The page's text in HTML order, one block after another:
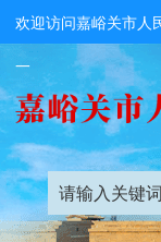
欢迎访问嘉峪关市
一